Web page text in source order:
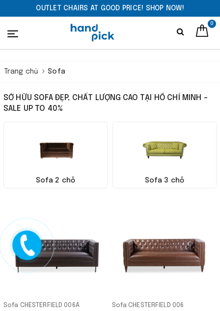
OUTLET CHAIRS AT GOOD PRICE! SHOP NOW!
0
Trang chủ Sofa
SỞ HỮU SOFA ĐẸP, CHẤT LƯỢNG CAO TẠI HỒ CHÍ MINH -
SALE UP TO 40%
Sofa 2 chỗ Sofa 3 chỗ
Sofa CHESTERFIELD 006A Sofa CHESTERFIELD 006